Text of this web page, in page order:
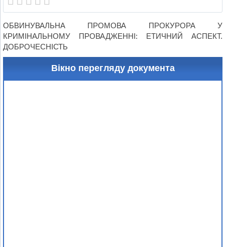
ОБВИНУВАЛЬНА ПРОМОВА ПРОКУРОРА У
КРИМІНАЛЬНОМУ ПРОВАДЖЕННІ: ЕТИЧНИЙ АСПЕКТ.
ДОБРОЧЕСНІСТЬ
Вікно перегляду документа